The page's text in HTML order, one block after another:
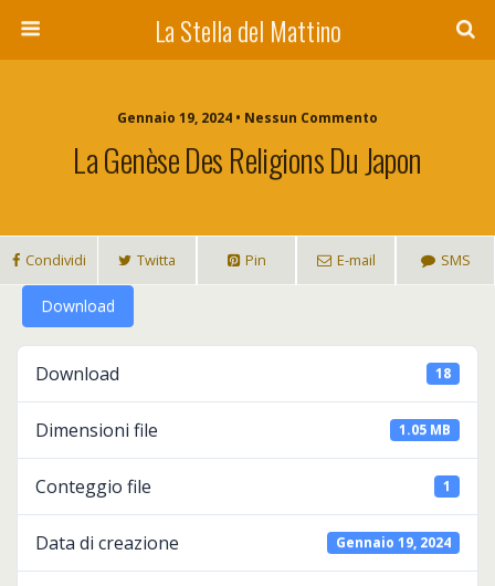
La Stella del Mattino
Gennaio 19, 2024 • Nessun Commento
La Genèse Des Religions Du Japon
Condividi Twitta Pin E-mail SMS
Download
Download 18
Dimensioni file 1.05 MB
Conteggio file 1
Data di creazione Gennaio 19, 2024